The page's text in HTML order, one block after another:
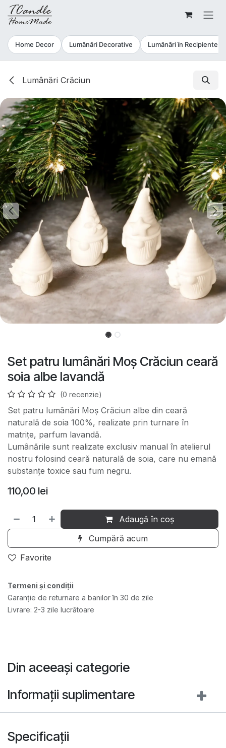
Sari la conținut
Home Decor Lumânări Decorative Lumânări în Recipiente
Lumânări Crăciun
Set patru lumânări Moș Crăciun ceară
soia albe lavandă
(0 recenzie)
Set patru lumânări Moș Crăciun albe din ceară
naturală de soia 100%, realizate prin turnare în
matrițe, parfum lavandă.
Lumânările sunt realizate exclusiv manual în atelierul
nostru folosind ceară naturală de soia, care nu emană
substanțe toxice sau fum negru.
110,00 lei
Adaugă în coș
Cumpără acum
Favorite
Termeni și condiții
Garanție de returnare a banilor în 30 de zile
Livrare: 2-3 zile lucrătoare
Din aceeași categorie
Informații suplimentare
Specificații